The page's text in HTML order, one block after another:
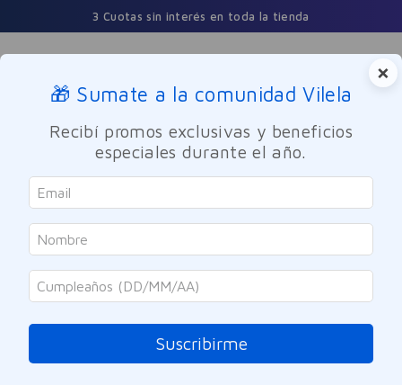
3 Cuotas sin interés en toda la tienda
Buscar
Dermocosmetica Facial Hidratante
Eximia
Contorno de Ojos Hyalu Absolut
Eximia 15g
Referencia:-312219
×
🎁 Sumate a la comunidad Vilela
Recibí promos exclusivas y beneficios
especiales durante el año.
Suscribirme